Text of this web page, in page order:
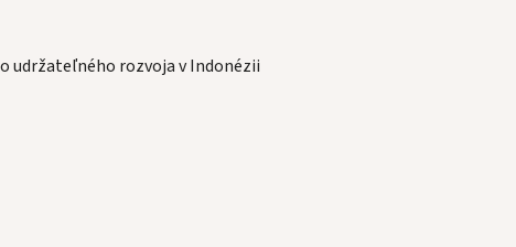
udržateľného rozvoja v Indonézii